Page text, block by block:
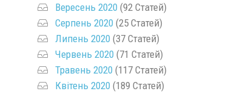
Вересень 2020(92 Статей)
Серпень 2020(25 Статей)
Липень 2020(37 Статей)
Червень 2020(71 Статей)
Травень 2020(117 Статей)
Квітень 2020(189 Статей)